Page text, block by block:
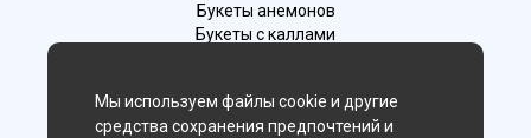
Букеты анемонов
Букеты с каллами
Лаванда
Гиацинты
Мы используем файлы cookie и другие
средства сохранения предпочтений и